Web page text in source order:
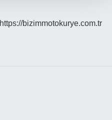
https://bizimmotokurye.com.tr